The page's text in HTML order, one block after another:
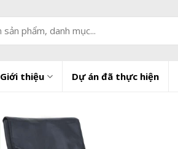
Giới thiệu Dự án đã thực hiện